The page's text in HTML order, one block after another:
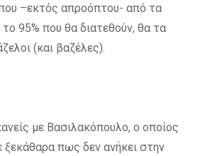
–εκτός απροόπτου- από τα
το 95% που θα διατεθούν, θα τα
(και βαζέλες).
με Βασιλακόπουλο, ο οποίος
πως δεν ανήκει στην